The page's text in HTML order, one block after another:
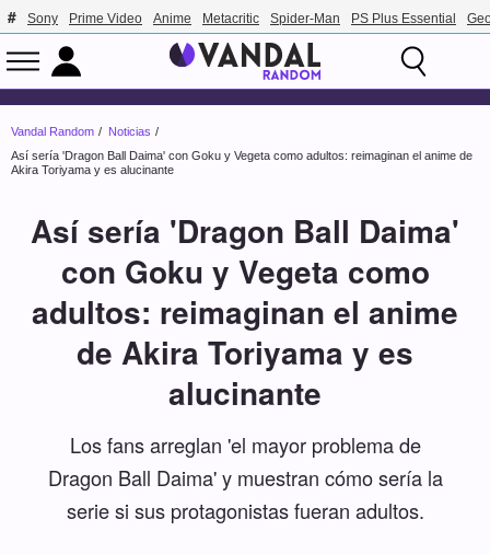
Sony Prime Video Anime Metacritic Spider-Man PS Plus Essential
Vandal Random
Noticias
Así sería 'Dragon Ball Daima' con Goku y Vegeta como adultos: reimaginan el anime de
Akira Toriyama y es alucinante
Así sería 'Dragon Ball Daima'
con Goku y Vegeta como
adultos: reimaginan el anime
de Akira Toriyama y es
alucinante
Los fans arreglan 'el mayor problema de
Dragon Ball Daima' y muestran cómo sería la
serie si sus protagonistas fueran adultos.